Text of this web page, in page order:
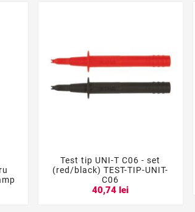
  
Test tip UNI-T C06 - set
(red/black) TEST-TIP-UNIT-
C06
40,74 lei